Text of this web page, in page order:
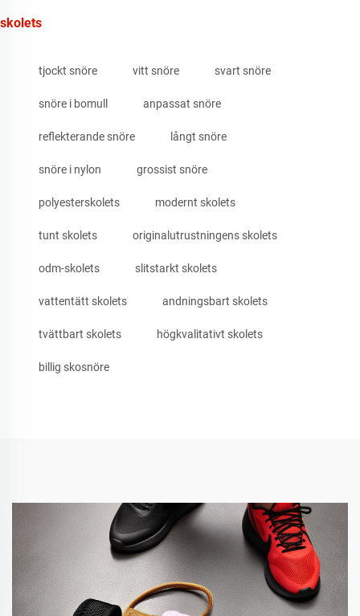
skolets
tjockt snöre vitt snöre svart snöre
snöre i bomull anpassat snöre
reflekterande snöre långt snöre
snöre i nylon grossist snöre
polyesterskolets modernt skolets
tunt skolets originalutrustningens skolets
odm-skolets slitstarkt skolets
vattentätt skolets andningsbart skolets
tvättbart skolets högkvalitativt skolets
billig skosnöre